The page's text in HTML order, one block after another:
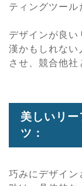
ティングツール
デザインが良
漢かもしれない
させ、競合他社
美しいリ
ツ：
巧みにデザイン